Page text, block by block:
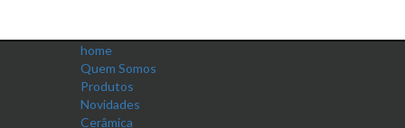
home
Quem Somos
Produtos
Novidades
Cerâmica